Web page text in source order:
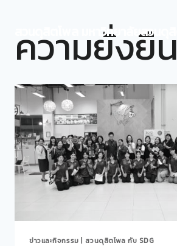
contentสวนดุสิตโพล มหาวิทยาลัยสวนดุสิต
ความยั่งยืน
ข่าวและกิจกรรม สวนดุสิตโพล กับ SDG